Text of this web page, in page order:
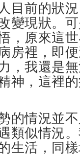
目前的狀
變現狀。
，原來這
房裡，即
，我還是
神，這裡
的情況並
類似情況
生活，同